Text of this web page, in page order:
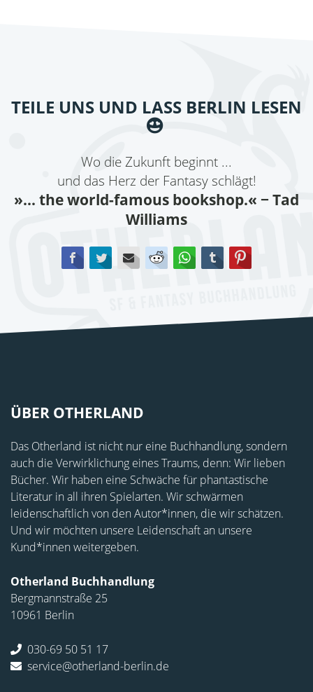
TEILE UNS UND LASS BERLIN LESEN
Wo die Zukunft beginnt ...
und das Herz der Fantasy schlägt!
»... the world-famous bookshop.« − Tad
Williams
FacebookTwitterE-mail Reddit WhatsApp
tumblr
ÜBER OTHERLAND
Das Otherland ist nicht nur eine Buchhandlung, sondern
auch die Verwirklichung eines Traums, denn: Wir lieben
Bücher. Wir haben eine Schwäche für phantastische
Literatur in all ihren Spielarten. Wir schwärmen
leidenschaftlich von den Autor*innen, die wir schätzen.
Und wir möchten unsere Leidenschaft an unsere
Kund*innen weitergeben.
Otherland Buchhandlung
Bergmannstraße 25
10961 Berlin
030-69 50 51 17
service@otherland-berlin.de